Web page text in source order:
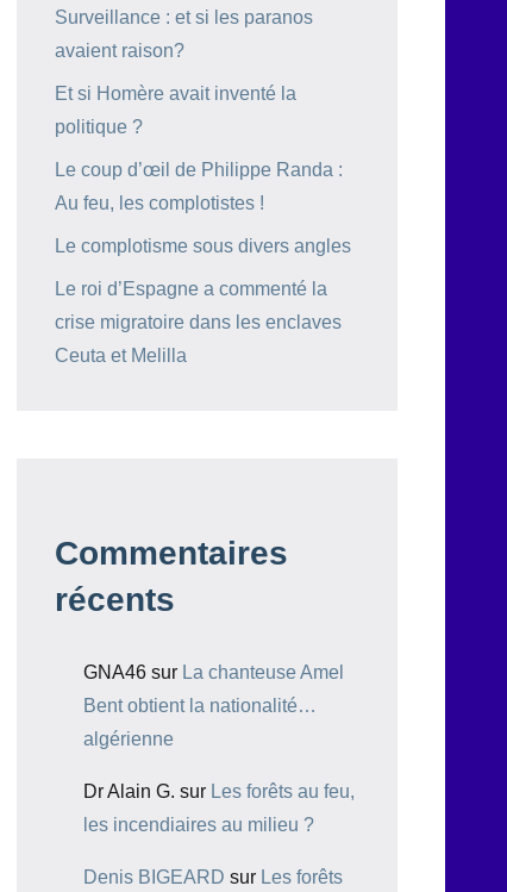
Surveillance : et si les paranos
avaient raison?
Et si Homère avait inventé la
politique ?
Le coup d’œil de Philippe Randa :
Au feu, les complotistes !
Le complotisme sous divers angles
Le roi d’Espagne a commenté la
crise migratoire dans les enclaves
Ceuta et Melilla
Commentaires
récents
GNA46 sur La chanteuse Amel
Bent obtient la nationalité…
algérienne
Dr Alain G. sur Les forêts au feu,
les incendiaires au milieu ?
Denis BIGEARD sur Les forêts